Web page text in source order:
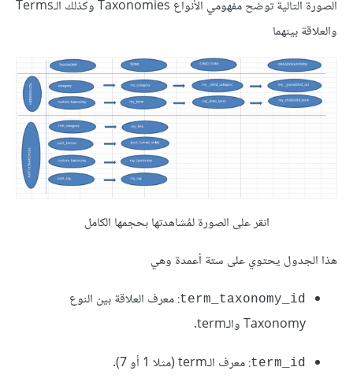
الصورة التالية توضح مفهومي الأنواع Taxonomies وكذلك الـTerms
والعلاقة بينهما
انقر على الصورة لمُشاهدتها بحجمها الكامل
هذا الجدول يحتوي على ستة أعمدة وهي
term_taxonomy_id: معرف العلاقة بين النوع
Taxonomy والـterm.
term_id: معرف الـterm (مثلا 1 أو 7).